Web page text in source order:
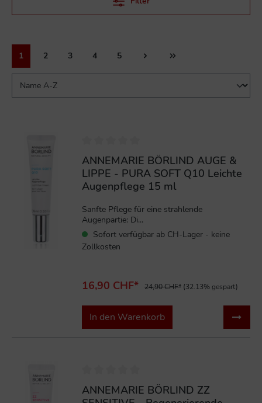
1 2 3 4 5
ANNEMARIE BÖRLIND AUGE &
LIPPE - PURA SOFT Q10 Leichte
Augenpflege 15 ml
Sanfte Pflege für eine strahlende
Augenpartie: Di...
Sofort verfügbar ab CH-Lager - keine
Zollkosten
16,90 CHF* 24,90 CHF* (32.13% gespart)
In den Warenkorb
ANNEMARIE BÖRLIND ZZ